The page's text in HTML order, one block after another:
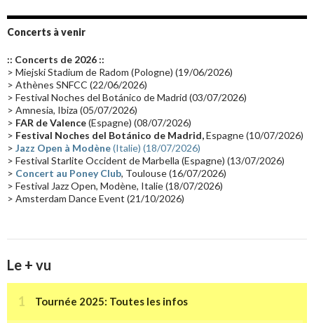
Groupe de Recherche Musicale
Passages radio Vidéo Jarrecast (16) Synthé 80's
Les concerts en Chine(16) Cinéma
Synthé Roland(15) Belgique(15)
(14) Astronomie (14)
Tournée 2025(14) 2024(14) Chine(13)
Concerts à venir
:: Concerts de 2026 ::
> Miejski Stadium de Radom (Pologne) (19/06/2026)
> Athènes SNFCC (22/06/2026)
> Festival Noches del Botánico de Madrid (03/07/2026)
> Amnesia, Ibiza (05/07/2026)
> FAR de Valence(Espagne) (08/07/2026)
> Festival Noches del Botánico de Madrid,Espagne (10/07/2026)
> Jazz Open à Modène(Italie) (18/07/2026)
> Festival Starlite Occident de Marbella (Espagne) (13/07/2026)
> Concert au Poney Club, Toulouse (16/07/2026)
> Festival Jazz Open, Modène, Italie (18/07/2026)
> Amsterdam Dance Event (21/10/2026)
Le + vu